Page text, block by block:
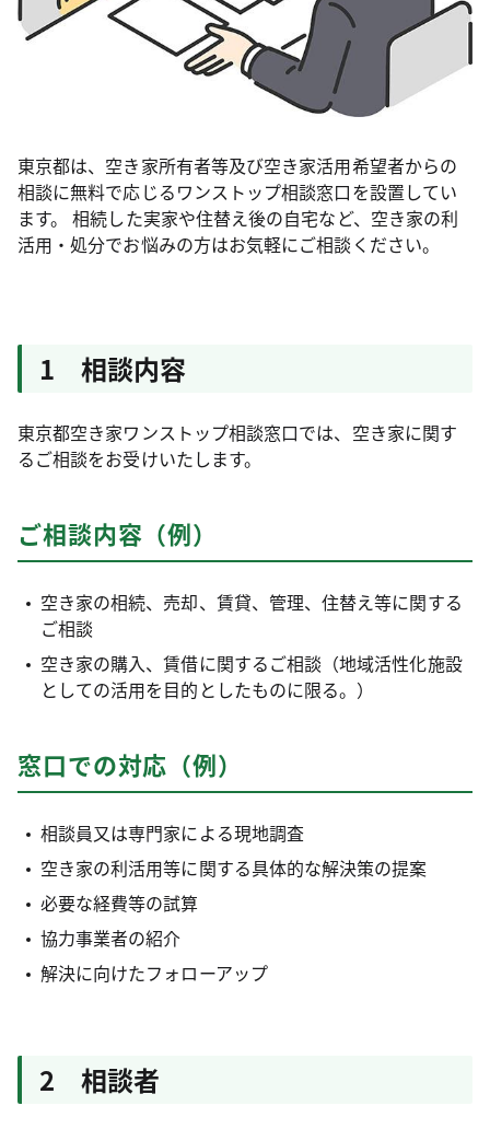
東京都は、空き家所有者等及び空き家活用希望者からの
相談に無料で応じるワンストップ相談窓口を設置してい
ます。 相続した実家や住替え後の自宅など、空き家の利
活用・処分でお悩みの方はお気軽にご相談ください。
1 相談内容
東京都空き家ワンストップ相談窓口では、空き家に関す
るご相談をお受けいたします。
ご相談内容（例）
空き家の相続、売却、賃貸、管理、住替え等に関する
ご相談
空き家の購入、賃借に関するご相談（地域活性化施設
としての活用を目的としたものに限る。）
窓口での対応（例）
相談員又は専門家による現地調査
空き家の利活用等に関する具体的な解決策の提案
必要な経費等の試算
協力事業者の紹介
解決に向けたフォローアップ
2 相談者